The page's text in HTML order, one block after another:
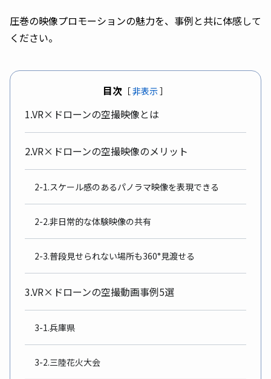
圧巻の映像プロモーションの魅力を、事例と共に体感して
ください。
目次 ［非表示］
1.VR×ドローンの空撮映像とは
2.VR×ドローンの空撮映像のメリット
2-1.スケール感のあるパノラマ映像を表現できる
2-2.非日常的な体験映像の共有
2-3.普段見せられない場所も360°見渡せる
3.VR×ドローンの空撮動画事例5選
3-1.兵庫県
3-2.三陸花火大会